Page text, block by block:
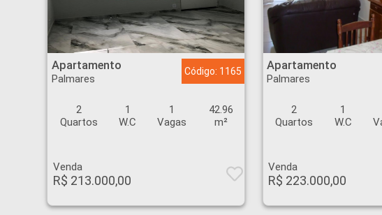
Apartamento - Palmares - Ribeirão Preto
Apartamento
Palmares
Código: 1165
2
Quartos
1
W.C
1
Vagas
42.96
m²
Venda
R$ 213.000,00
Apartamento - Palmares - Ribeirão Preto
Apartamento
Palmares
2
Quartos
1
W.C
Venda
R$ 223.000,00